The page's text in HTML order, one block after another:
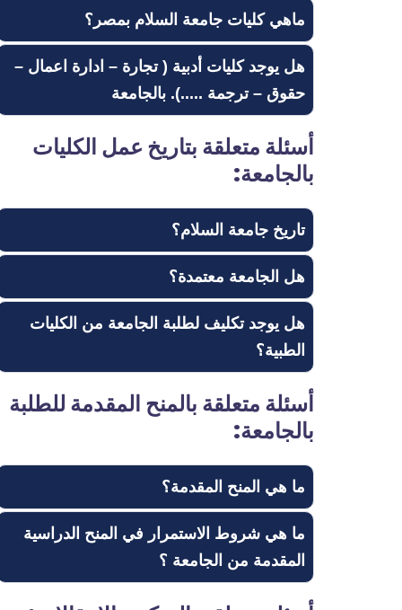
ماهي كليات جامعة السلام بمصر؟
هل يوجد كليات أدبية ( تجارة – ادارة اعمال –
حقوق – ترجمة .....). بالجامعة
أسئلة متعلقة بتاريخ عمل الكليات
بالجامعة:
تاريخ جامعة السلام؟
هل الجامعة معتمدة؟
هل يوجد تكليف لطلبة الجامعة من الكليات
الطبية؟
أسئلة متعلقة بالمنح المقدمة للطلبة
بالجامعة:
ما هي المنح المقدمة؟
ما هي شروط الاستمرار في المنح الدراسية
المقدمة من الجامعة ؟